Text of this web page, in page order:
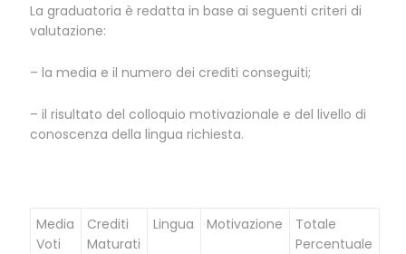
La graduatoria è redatta in base ai seguenti criteri di
valutazione:
– la media e il numero dei crediti conseguiti;
– il risultato del colloquio motivazionale e del livello di
conoscenza della lingua richiesta.
Media
Voti
Crediti
Maturati
Lingua Motivazione
Totale
Percentuale